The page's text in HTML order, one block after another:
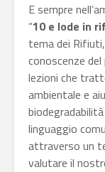
E sempre
“10 e lode in
tema dei
conoscenze
lezioni che
ambientale e
linguaggio
attraverso un
valutare il